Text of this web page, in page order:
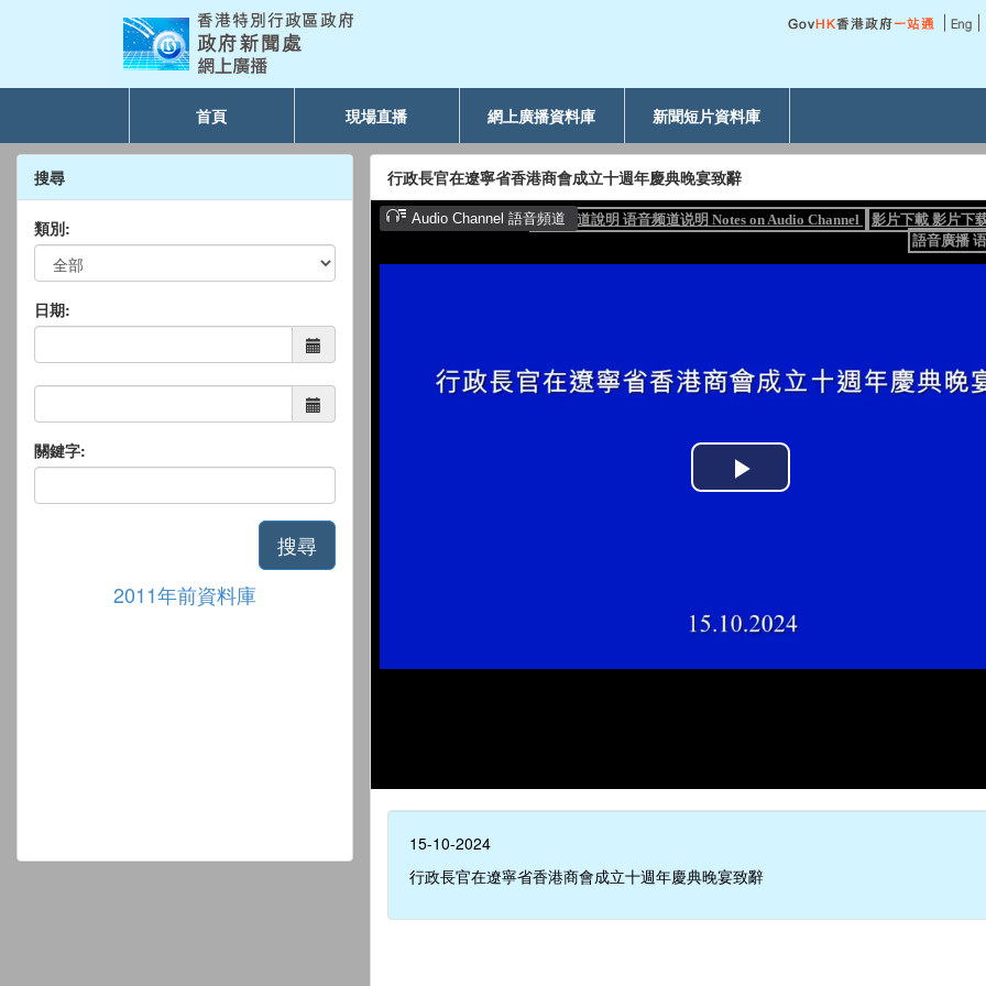
首頁 現場直播 網上廣播資料庫 新聞短片資料庫
搜尋
類別:
日期:
關鍵字:
搜尋
2011年前資料庫
行政長官在遼寧省香港商會成立十週年慶典晚宴致辭
15-10-2024
行政長官在遼寧省香港商會成立十週年慶典晚宴致辭